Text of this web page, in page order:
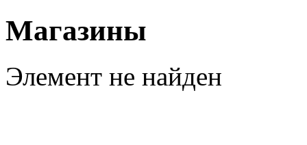
Магазины
Элемент не найден